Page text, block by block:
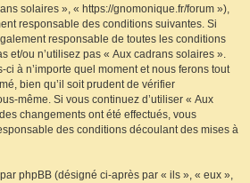
solaires », « https://gnomonique.fr/forum »),
responsable des conditions suivantes. Si
responsable de toutes les conditions
et/ou n’utilisez pas « Aux cadrans solaires ».
à n’importe quel moment et nous ferons tout
bien qu’il soit prudent de vérifier
même. Si vous continuez d’utiliser « Aux
changements ont été effectués, vous
des conditions découlant des mises à
phpBB (désigné ci-après par « ils », « eux »,